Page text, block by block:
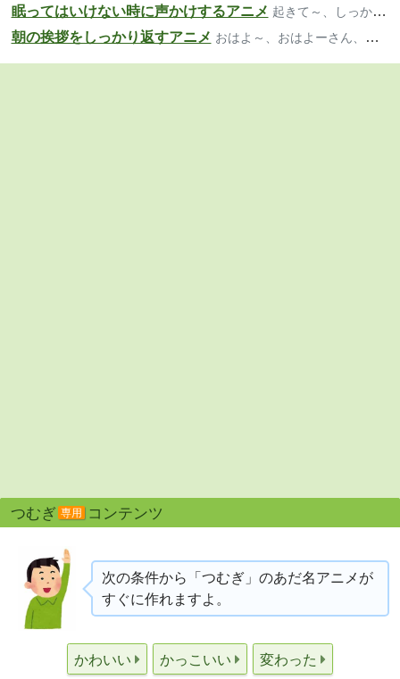
眠ってはいけない時に声かけするアニメ 起きて～、しっかり、寝ちゃダメだよ
朝の挨拶をしっかり返すアニメ おはよ～、おはよーさん、おっは！
つむぎ 専用 コンテンツ
次の条件から「つむぎ」のあだ名アニメが
すぐに作れますよ。
かわいい かっこいい 変わった